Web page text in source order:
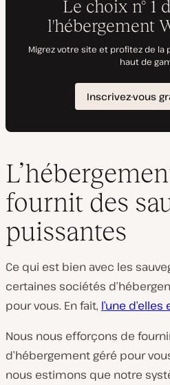
fournit des
puissantes
Ce qui est bien avec les
certaines sociétés
pour vous. En fait, l’une
Nous nous efforçons de
d’hébergement géré pour
nous estimons que notre